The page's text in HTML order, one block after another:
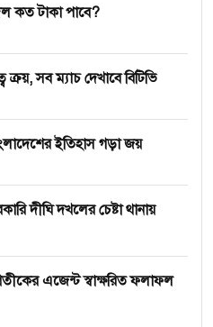
কত টাকা পাবে?
ক্রয়, সব ম্যাচ দেখাবে বিটিভি
ইতিহাস গড়া জয়
দীঘি দখলের চেষ্টা থানায়
এজেন্ট স্বাক্ষরিত ফলাফল